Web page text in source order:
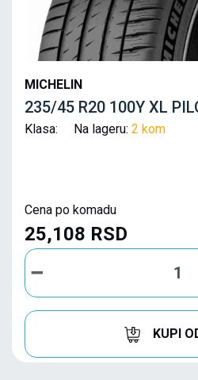
MICHELIN
235/45 R20 100Y XL
Klasa: Na lageru: 2 kom
Cena po komadu
25,108 RSD
KUPI